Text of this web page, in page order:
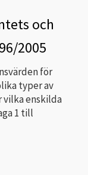
och
2005
för
typer av
enskilda
1 till